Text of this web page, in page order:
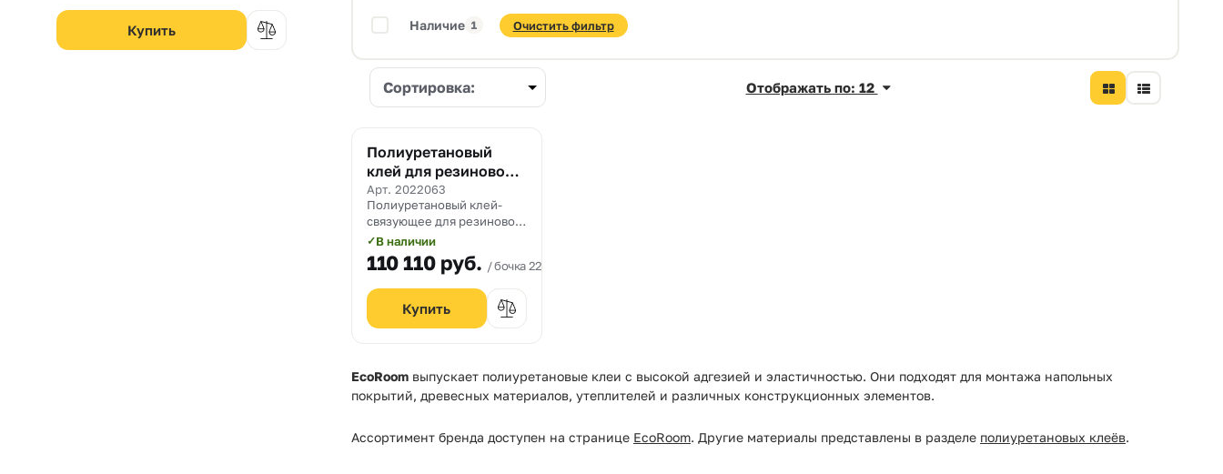
Наличие 1 Очистить фильтр
Сортировка: Отображать по: 12
Полиуретановый
клей для резиновой
крошки 1К Resin
Binder SS
Арт. 2022063
Полиуретановый клей-
связующее для резиновой
крошки
✓В наличии
110 110руб. бочка 220 кг.
EcoRoom выпускает полиуретановые клеи с высокой адгезией и эластичностью. Они подходят для монтажа напольных
покрытий, древесных материалов, утеплителей и различных конструкционных элементов.
Ассортимент бренда доступен на странице EcoRoom. Другие материалы представлены в разделе полиуретановых клеёв.